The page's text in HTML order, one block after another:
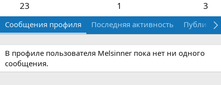
23 1 3
Сообщения профиля Последняя активность
В профиле пользователя Melsinner пока нет ни одного
сообщения.